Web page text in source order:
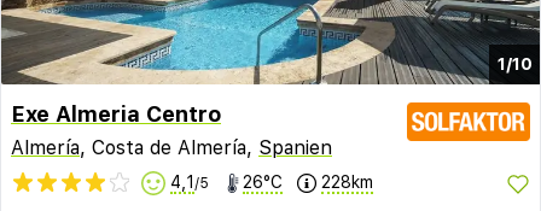
1/10
Exe Almeria Centro
Almería, Costa de Almería, Spanien
4,1 /5 26°C 228km